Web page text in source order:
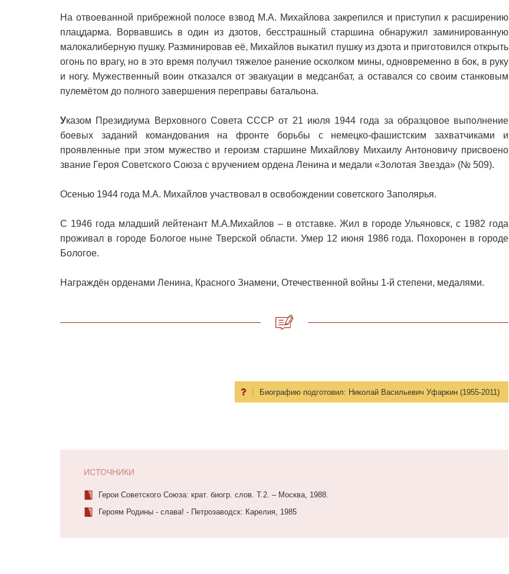
На отвоеванной прибрежной полосе взвод М.А. Михайлова закрепился и приступил к расширению
плацдарма. Ворвавшись в один из дзотов, бесстрашный старшина обнаружил заминированную
малокалиберную пушку. Разминировав её, Михайлов выкатил пушку из дзота и приготовился открыть
огонь по врагу, но в это время получил тяжелое ранение осколком мины, одновременно в бок, в руку
и ногу. Мужественный воин отказался от эвакуации в медсанбат, а оставался со своим станковым
пулемётом до полного завершения переправы батальона.
Указом Президиума Верховного Совета СССР от 21 июля 1944 года за образцовое выполнение
боевых заданий командования на фронте борьбы с немецко-фашистским захватчиками и
проявленные при этом мужество и героизм старшине Михайлову Михаилу Антоновичу присвоено
звание Героя Советского Союза с вручением ордена Ленина и медали «Золотая Звезда» (№ 509).
Осенью 1944 года М.А. Михайлов участвовал в освобождении советского Заполярья.
С 1946 года младший лейтенант М.А.Михайлов – в отставке. Жил в городе Ульяновск, с 1982 года
проживал в городе Бологое ныне Тверской области. Умер 12 июня 1986 года. Похоронен в городе
Бологое.
Награждён орденами Ленина, Красного Знамени, Отечественной войны 1-й степени, медалями.
Биографию подготовил: Николай Васильевич Уфаркин (1955-2011)
ИСТОЧНИКИ
Герои Советского Союза: крат. биогр. слов. Т.2. – Москва, 1988.
Героям Родины - слава! - Петрозаводск: Карелия, 1985